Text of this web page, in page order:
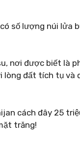
số lượng núi lửa
nơi được biết là
lòng đất tích tụ và
cách đây 25
trăng!